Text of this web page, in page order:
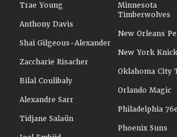
Trae Young
Anthony Davis
Shai Gilgeous-Alexander
Zaccharie Risacher
Bilal Coulibaly
Alexandre Sarr
Tidjane Salaün
Minnesota
Timberwolves
New Orleans
New York
Oklahoma City
Orlando Magic
Philadelphia
Phoenix Suns